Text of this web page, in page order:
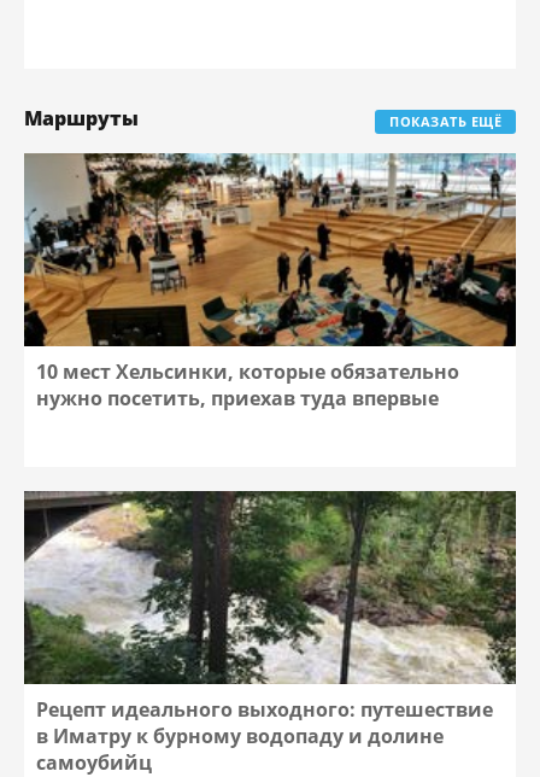
Маршруты ПОКАЗАТЬ ЕЩЁ
10 мест Хельсинки, которые обязательно
нужно посетить, приехав туда впервые
Рецепт идеального выходного: путешествие
в Иматру к бурному водопаду и долине
самоубийц